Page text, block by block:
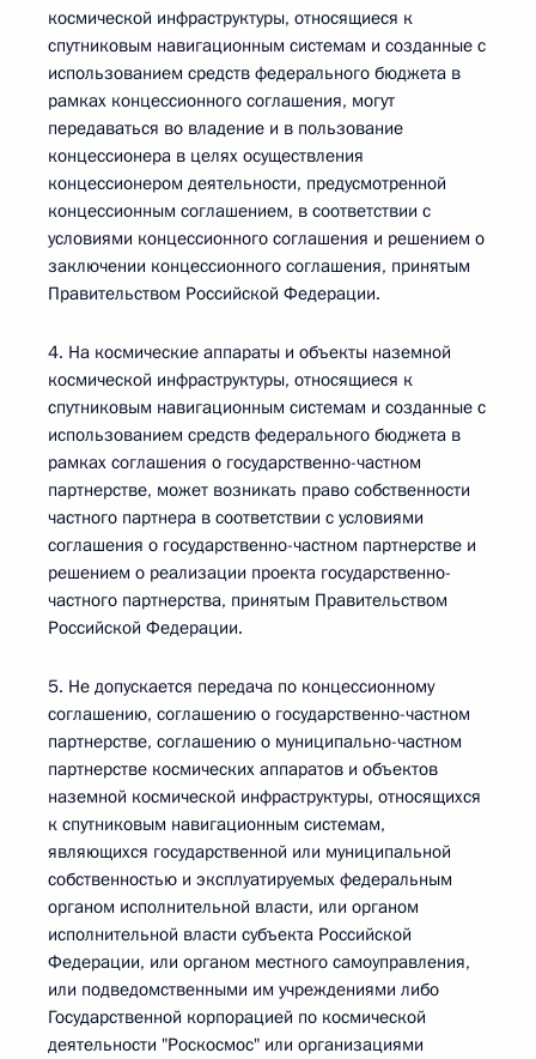
космической инфраструктуры, относящиеся к
спутниковым навигационным системам и созданные с
использованием средств федерального бюджета в
рамках концессионного соглашения, могут
передаваться во владение и в пользование
концессионера в целях осуществления
концессионером деятельности, предусмотренной
концессионным соглашением, в соответствии с
условиями концессионного соглашения и решением о
заключении концессионного соглашения, принятым
Правительством Российской Федерации.
4. На космические аппараты и объекты наземной
космической инфраструктуры, относящиеся к
спутниковым навигационным системам и созданные с
использованием средств федерального бюджета в
рамках соглашения о государственно-частном
партнерстве, может возникать право собственности
частного партнера в соответствии с условиями
соглашения о государственно-частном партнерстве и
решением о реализации проекта государственно-
частного партнерства, принятым Правительством
Российской Федерации.
5. Не допускается передача по концессионному
соглашению, соглашению о государственно-частном
партнерстве, соглашению о муниципально-частном
партнерстве космических аппаратов и объектов
наземной космической инфраструктуры, относящихся
к спутниковым навигационным системам,
являющихся государственной или муниципальной
собственностью и эксплуатируемых федеральным
органом исполнительной власти, или органом
исполнительной власти субъекта Российской
Федерации, или органом местного самоуправления,
или подведомственными им учреждениями либо
Государственной корпорацией по космической
деятельности "Роскосмос" или организациями